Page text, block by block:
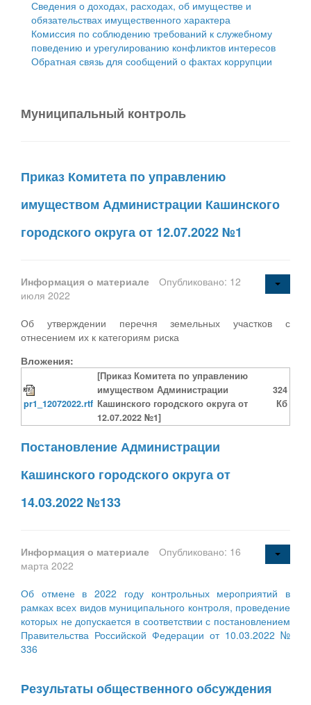
Городское поселение
Сельские поселения
Сведения о доходах, расходах, об имуществе и
обязательствах имущественного характера
Комиссия по соблюдению требований к служебному
поведению и урегулированию конфликтов интересов
Обратная связь для сообщений о фактах коррупции
Муниципальный контроль
Приказ Комитета по управлению
имуществом Администрации Кашинского
городского округа от 12.07.2022 №1
Информация о материале
Опубликовано: 12
июля 2022
Об утверждении перечня земельных участков с
отнесением их к категориям риска
Вложения:
pr1_12072022.rtf
[Приказ Комитета по управлению
имуществом Администрации
Кашинского городского округа от
12.07.2022 №1]
324
Кб
Постановление Администрации
Кашинского городского округа от
14.03.2022 №133
Информация о материале
Опубликовано: 16
марта 2022
Об отмене в 2022 году контрольных мероприятий в
рамках всех видов муниципального контроля, проведение
которых не допускается в соответствии с постановлением
Правительства Российской Федерации от 10.03.2022 №
336
Результаты общественного обсуждения